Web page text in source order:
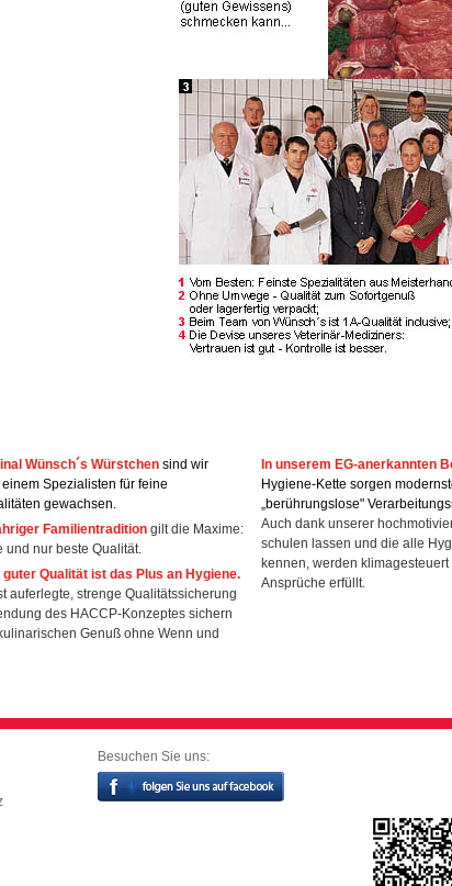
Wünsch´s Würstchen sind wir
Spezialisten für feine
gewachsen.
Familientradition gilt die Maxime:
und nur beste Qualität.
guter Qualität ist das Plus an Hygiene.
auferlegte, strenge Qualitätssicherung
des HACCP-Konzeptes sichern
Genuß ohne Wenn und
In unserem EG-anerkannten
Hygiene-Kette sorgen
„berührungslose"
Auch dank unserer
schulen lassen und die alle
kennen, werden
Ansprüche erfüllt.
Besuchen Sie uns: